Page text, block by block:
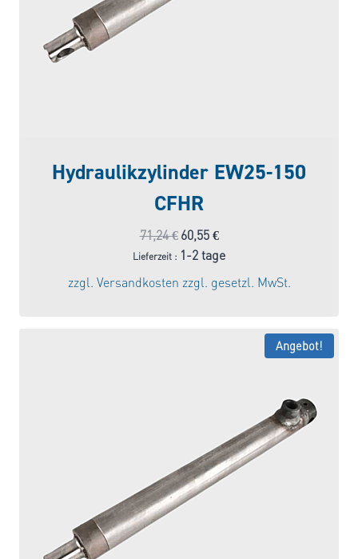
Hydraulikzylinder EW25-150
CFHR
71,24€ Ursprünglicher
Preis
war:
71,24 €
60,55 €Aktueller
Preis
Lieferzeit : 1-2 tage
zzgl. Versandkosten zzgl. gesetzl. MwSt.
Angebot!